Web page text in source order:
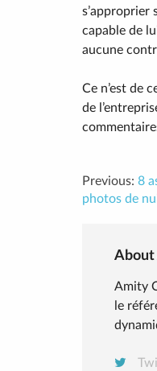
s’approprier
capable de
aucune
Ce n’est de
de
Previous: 8
photos de
About
Amity
le